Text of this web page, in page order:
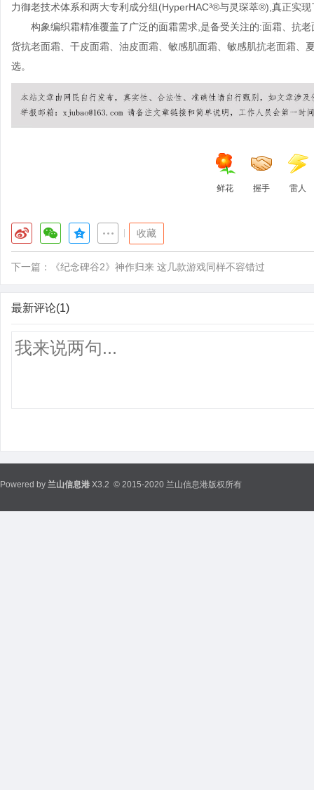
力御老技术体系和两大专利成分组(HyperHAC³®与灵琛萃®),真正实
构象编织霜精准覆盖了广泛的面霜需求,是备受关注的:面霜、抗
货抗老面霜、干皮面霜、油皮面霜、敏感肌面霜、敏感肌抗老面霜、
选。
鲜花 握手 雷人
收藏
下一篇： 《纪念碑谷2》神作归来 这几款游戏同样不容错过
最新评论(1)
Powered by 兰山信息港 X3.2 © 2015-2020 兰山信息港版权所有